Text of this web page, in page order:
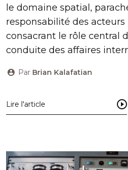
le domaine spatial,
responsabilité des acteurs
consacrant le rôle central
conduite des affaires
Par Brian Kalafatian
Lire l'article